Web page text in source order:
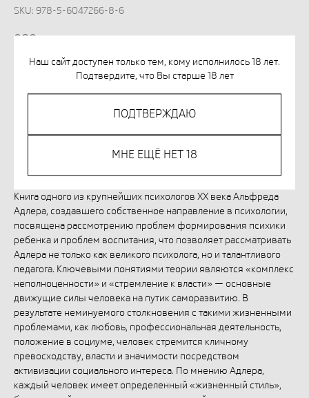
Наш сайт доступен только тем, кому исполнилось 18 лет.
Подтвердите, что Вы старше 18 лет
ПОДТВЕРЖДАЮ
МНЕ ЕЩЁ НЕТ 18
SKU: 978-5-6047266-8-6
808 р.
КУПИТЬ
психотропных веществ, их аналогов причиняет вред
здоровью, их незаконный оборот запрещён и влечет
Книга одного из крупнейших психологов XX века Альфреда
Адлера, создавшего собственное направление в психологии,
посвящена рассмотрению проблем формирования психики
ребенка и проблем воспитания, что позволяет рассматривать
Адлера не только как великого психолога, но и талантливого
педагога. Ключевыми понятиями теории являются «комплекс
неполноценности» и «стремление к власти» — основные
движущие силы человека на путик саморазвитию. В
результате неминуемого столкновения с такими жизненными
проблемами, как любовь, профессиональная деятельность,
положение в социуме, человек стремится кличному
превосходству, власти и значимости посредством
активизации социального интереса. По мнению Адлера,
каждый человек имеет определенный «жизненный стиль»,